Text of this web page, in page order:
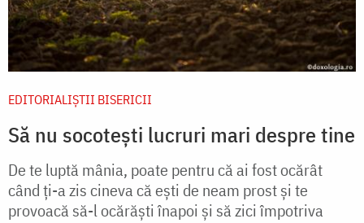
EDITORIALIȘTII BISERICII
Să nu socotești lucruri mari despre tine
De te luptă mânia, poate pentru că ai fost ocărât
când ți-a zis cineva că ești de neam prost și te
provoacă să-l ocărăști înapoi și să zici împotriva